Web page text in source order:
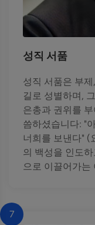
성직 서품
성직 서품은 부
길로 성별하며,
은총과 권위를
씀하셨습니다: "
너희를 보낸다" (
의 백성을 인도
으로 이끌어가는
7